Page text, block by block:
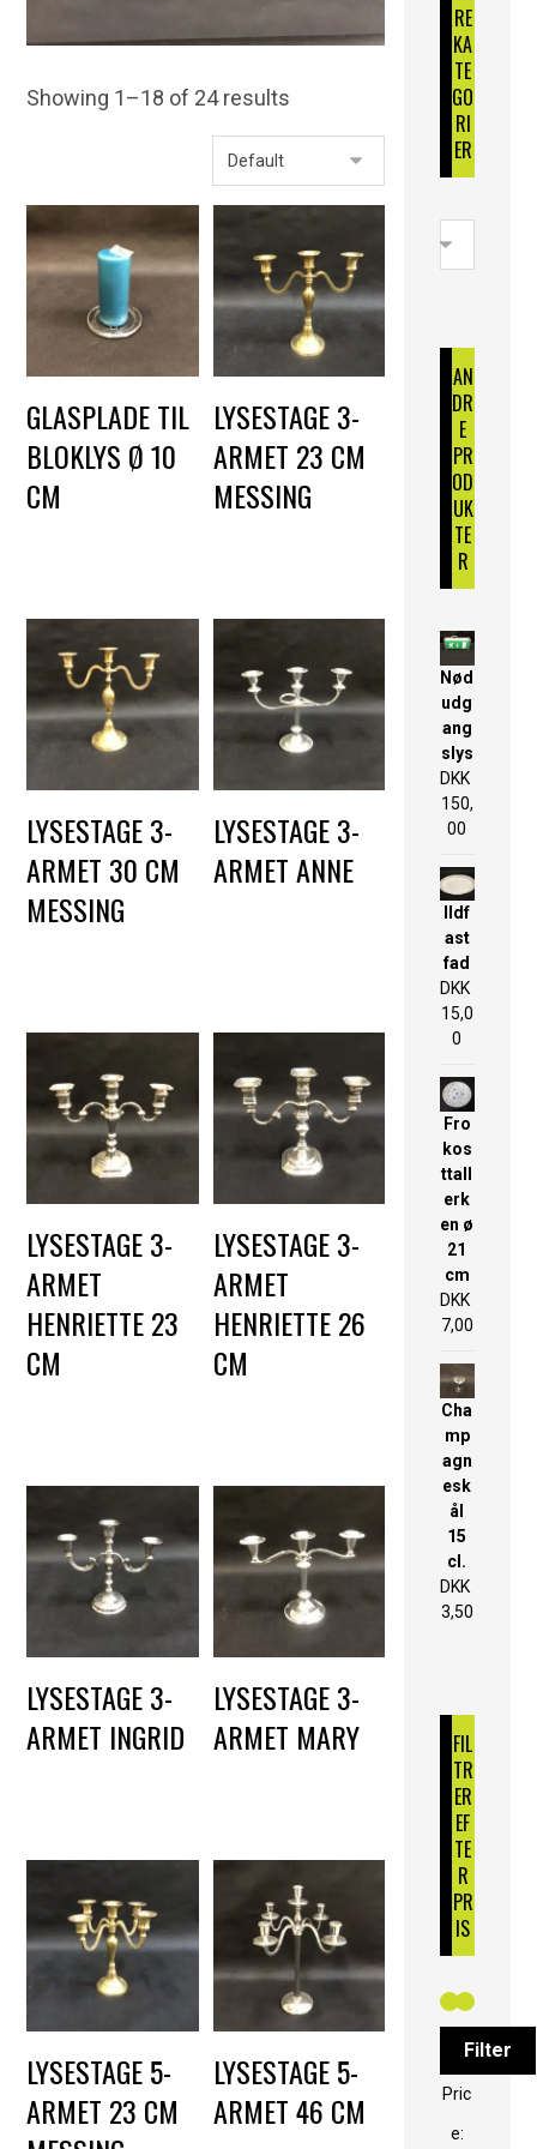
Showing 1–18 of 24 results
GLASPLADE TIL
BLOKLYS Ø 10
CM
LYSESTAGE 3-
ARMET 23 CM
MESSING
LYSESTAGE 3-
ARMET 30 CM
MESSING
LYSESTAGE 3-
ARMET ANNE
LYSESTAGE 3-
ARMET
HENRIETTE 23
CM
LYSESTAGE 3-
ARMET
HENRIETTE 26
CM
LYSESTAGE 3-
ARMET INGRID
LYSESTAGE 3-
ARMET MARY
LYSESTAGE 5-
ARMET 23 CM
LYSESTAGE 5-
ARMET 46 CM
RE
KA
TE
GO
RI
ER
AN
DR
E
PR
OD
UK
TE
R
Nød
udg
ang
slys
DKK
150,
00
Ildf
ast
fad
DKK
15,0
0
Fro
kos
ttall
erk
en ø
21
cm
DKK
7,00
Cha
mp
agn
esk
ål
15
cl.
DKK
3,50
FIL
TR
ER
EF
TE
R
PR
IS
Filter
Pric
e: